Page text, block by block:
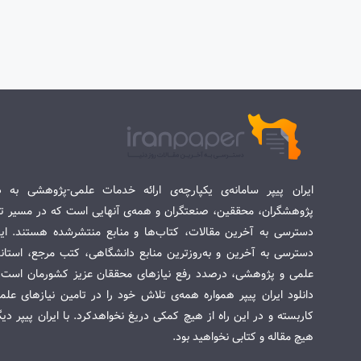
ایران پیپر سامانه‌ی یکپارچه‌ی ارائه خدمات علمی-پژوهشی به
پژوهشگران، محققین، صنعتگران و همه‌ی آنهایی است که در مسیر
دسترسی به آخرین مقالات، کتاب‌ها و منابع منتشرشده هستند.
دسترسی به آخرین و به‌روزترین منابع دانشگاهی، کتب مرجع،
علمی و پژوهشی، درصدد رفع نیازهای محققان عزیز کشورمان
دانلود ایران پیپر همواره همه‌ی تلاش خود را در تامین نیازهای
کاربسته و در این راه از هیچ کمکی دریغ نخواهدکرد. با ایران پیپر
هیچ مقاله و کتابی نخواهید بود.